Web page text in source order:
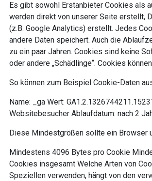
Es gibt sowohl Erstanbieter Cookies als
werden direkt von unserer Seite erstellt,
(z.B. Google Analytics) erstellt. Jedes
andere Daten speichert. Auch die
zu ein paar Jahren. Cookies sind keine
oder andere „Schädlinge“. Cookies
So können zum Beispiel Cookie-Daten
Name: _ga Wert:
Websitebesucher Ablaufdatum: nach 2
Diese Mindestgrößen sollte ein Browser
Mindestens 4096 Bytes pro Cookie
Cookies insgesamt Welche Arten von
Speziellen verwenden, hängt von den